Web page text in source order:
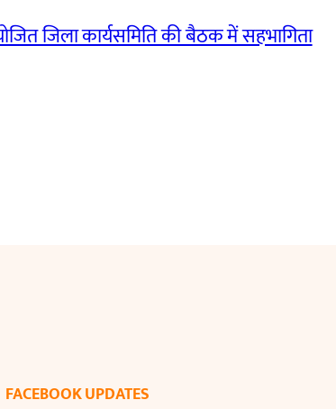
जिला कार्यसमिति की बैठक में सहभागिता
FACEBOOK UPDATES